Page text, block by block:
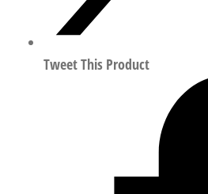
1
1232880
Tweet This Product